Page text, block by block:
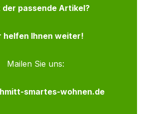
der passende Artikel?
helfen Ihnen weiter!
Mailen Sie uns:
smartes-wohnen.de